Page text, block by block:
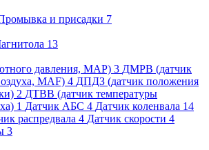
и присадки 7
13
давления, MAP) 3 ДМРВ (датчик
MAF) 4 ДПДЗ (датчик положения
2 ДТВВ (датчик температуры
1 Датчик АБС 4 Датчик коленвала 14
распредвала 4 Датчик скорости 4
3